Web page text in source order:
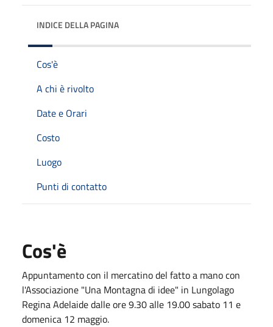
INDICE DELLA PAGINA
Cos'è
A chi è rivolto
Date e Orari
Costo
Luogo
Punti di contatto
Cos'è
Appuntamento con il mercatino del fatto a mano con
l'Associazione "Una Montagna di idee" in Lungolago
Regina Adelaide dalle ore 9.30 alle 19.00 sabato 11 e
domenica 12 maggio.